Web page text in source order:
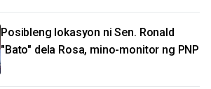
Posibleng lokasyon ni Sen. Ronald
"Bato" dela Rosa, mino-monitor ng PNP